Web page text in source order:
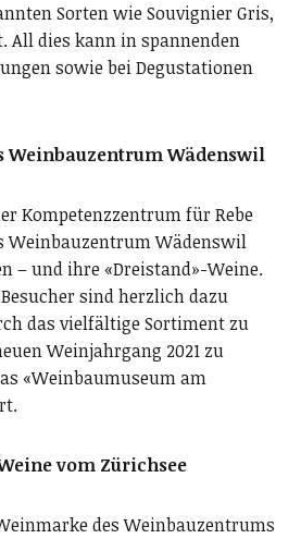
Sorten wie Souvignier Gris,
All dies kann in spannenden
sowie bei Degustationen
Weinbauzentrum Wädenswil
Kompetenzzentrum für Rebe
Weinbauzentrum Wädenswil
– und ihre «Dreistand»-Weine.
sind herzlich dazu
das vielfältige Sortiment zu
Weinjahrgang 2021 zu
«Weinbaumuseum am
vom Zürichsee
des Weinbauzentrums